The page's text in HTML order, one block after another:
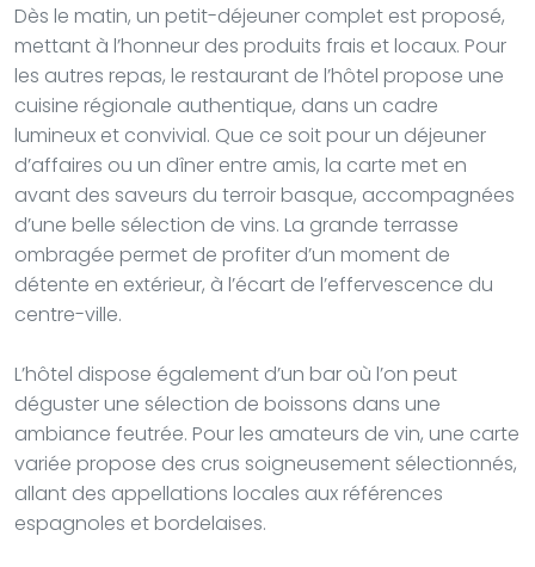
Dès le matin, un petit-déjeuner complet est proposé,
mettant à l’honneur des produits frais et locaux. Pour
les autres repas, le restaurant de l’hôtel propose une
cuisine régionale authentique, dans un cadre
lumineux et convivial. Que ce soit pour un déjeuner
d’affaires ou un dîner entre amis, la carte met en
avant des saveurs du terroir basque, accompagnées
d’une belle sélection de vins. La grande terrasse
ombragée permet de profiter d’un moment de
détente en extérieur, à l’écart de l’effervescence du
centre-ville.
L’hôtel dispose également d’un bar où l’on peut
déguster une sélection de boissons dans une
ambiance feutrée. Pour les amateurs de vin, une carte
variée propose des crus soigneusement sélectionnés,
allant des appellations locales aux références
espagnoles et bordelaises.